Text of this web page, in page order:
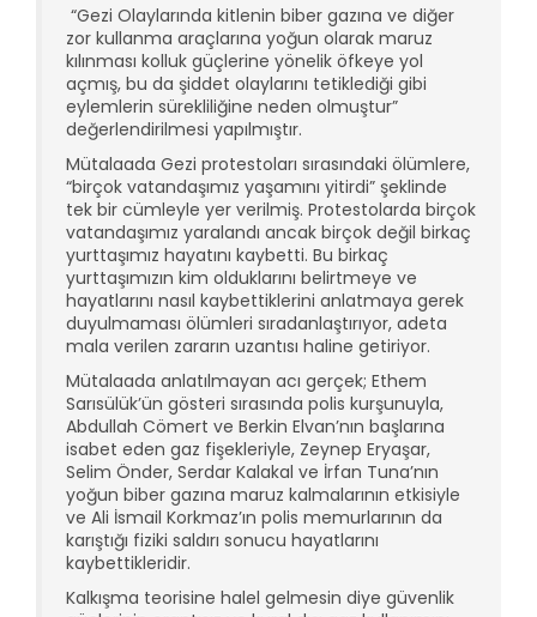
“Gezi Olaylarında kitlenin biber gazına ve diğer
zor kullanma araçlarına yoğun olarak maruz
kılınması kolluk güçlerine yönelik öfkeye yol
açmış, bu da şiddet olaylarını tetiklediği gibi
eylemlerin sürekliliğine neden olmuştur”
değerlendirilmesi yapılmıştır.
Mütalaada Gezi protestoları sırasındaki ölümlere,
“birçok vatandaşımız yaşamını yitirdi” şeklinde
tek bir cümleyle yer verilmiş. Protestolarda birçok
vatandaşımız yaralandı ancak birçok değil birkaç
yurttaşımız hayatını kaybetti. Bu birkaç
yurttaşımızın kim olduklarını belirtmeye ve
hayatlarını nasıl kaybettiklerini anlatmaya gerek
duyulmaması ölümleri sıradanlaştırıyor, adeta
mala verilen zararın uzantısı haline getiriyor.
Mütalaada anlatılmayan acı gerçek; Ethem
Sarısülük’ün gösteri sırasında polis kurşunuyla,
Abdullah Cömert ve Berkin Elvan’nın başlarına
isabet eden gaz fişekleriyle, Zeynep Eryaşar,
Selim Önder, Serdar Kalakal ve İrfan Tuna’nın
yoğun biber gazına maruz kalmalarının etkisiyle
ve Ali İsmail Korkmaz’ın polis memurlarının da
karıştığı fiziki saldırı sonucu hayatlarını
kaybettikleridir.
Kalkışma teorisine halel gelmesin diye güvenlik